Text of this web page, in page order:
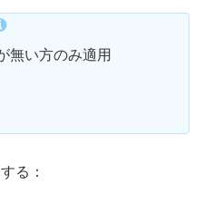
無い方のみ適用
る：